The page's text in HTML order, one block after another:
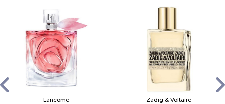
Lancome Zadig & Voltaire